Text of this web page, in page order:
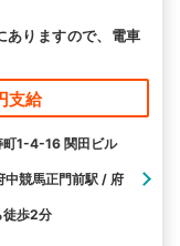
ありますので、電車
支給
町1-4-16 関田ビル
中競馬正門前駅 / 府
徒歩2分